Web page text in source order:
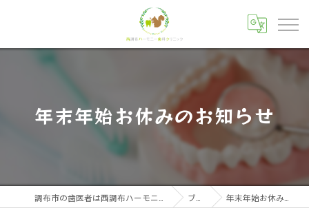
年末年始お休みのお知らせ
ブログ 年末年始お休みのお知らせ